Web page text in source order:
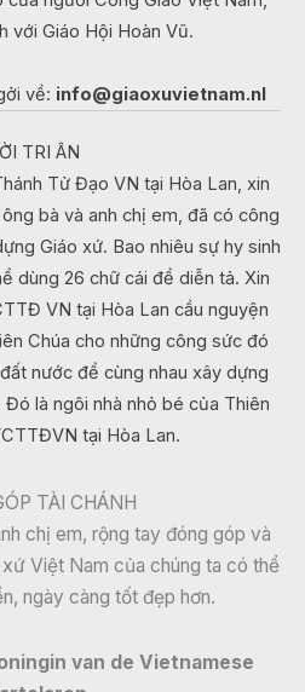
với Giáo Hội Hoàn Vũ.
về: info@giaoxuvietnam.nl
TRI ÂN
Tử Đạo VN tại Hòa Lan, xin
bà và anh chị em, đã có công
Giáo xứ. Bao nhiêu sự hy sinh
dùng 26 chữ cái để diễn tả. Xin
VN tại Hòa Lan cầu nguyện
Chúa cho những công sức đó
nước để cùng nhau xây dựng
là ngôi nhà nhỏ bé của Thiên
tại Hòa Lan.
TÀI CHÁNH
chị em, rộng tay đóng góp và
Việt Nam của chúng ta có thể
ngày càng tốt đẹp hơn.
van de Vietnamese